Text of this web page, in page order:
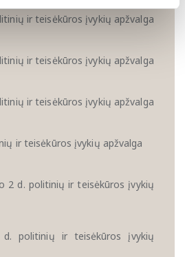
ir teisėkūros įvykių apžvalga
ir teisėkūros įvykių apžvalga
ir teisėkūros įvykių apžvalga
ir teisėkūros įvykių apžvalga
2 d. politinių ir teisėkūros įvykių
politinių ir teisėkūros įvykių